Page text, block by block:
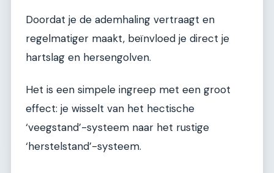
Doordat je de ademhaling vertraagt en
regelmatiger maakt, beïnvloed je direct je
hartslag en hersengolven.
Het is een simpele ingreep met een groot
effect: je wisselt van het hectische
‘veegstand’-systeem naar het rustige
‘herstelstand’-systeem.